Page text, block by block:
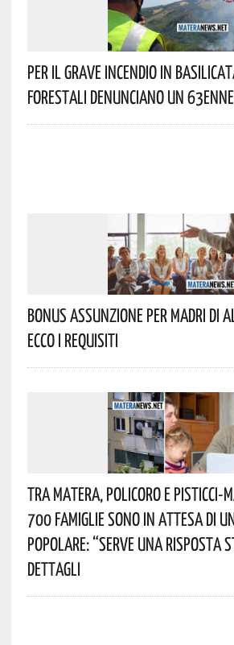
Per Il Grave Incendio In
Forestali Denunciano Un
Bonus Assunzione Per Madri Di
Ecco I Requisiti
Tra Matera, Policoro E Pisticci-
700 Famiglie Sono In Attesa Di
Popolare: “serve Una Risposta
Dettagli